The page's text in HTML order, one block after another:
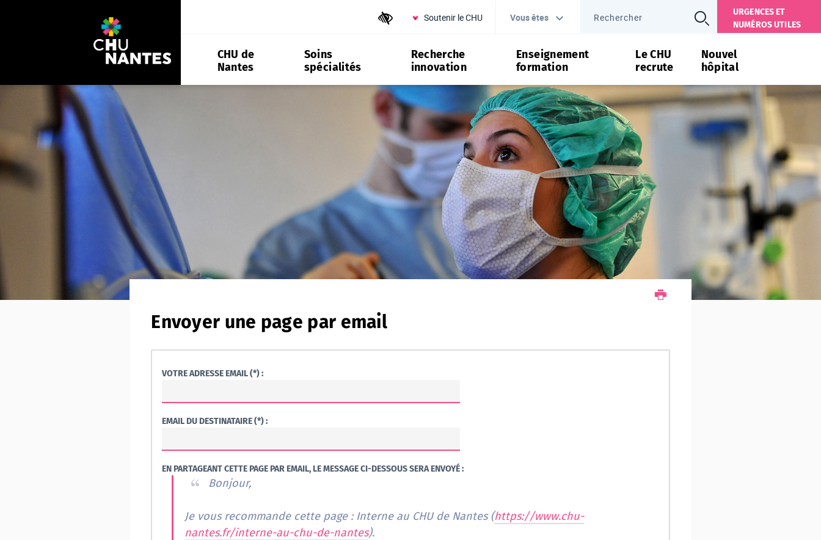
Outils d'accessibilité
Soutenir le CHU Vous êtes
URGENCES ET
NUMÉROS UTILES
CHU de
Nantes
Soins
spécialités
Recherche
innovation
Enseignement
formation
Le CHU
recrute
Nouvel
hôpital
Envoyer une page par email
VOTRE ADRESSE EMAIL (*) :
EMAIL DU DESTINATAIRE (*) :
EN PARTAGEANT CETTE PAGE PAR EMAIL, LE MESSAGE CI-DESSOUS SERA ENVOYÉ :
Bonjour,
Je vous recommande cette page : Interne au CHU de Nantes (https://www.chu-
nantes.fr/interne-au-chu-de-nantes).